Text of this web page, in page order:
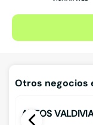
Otros negocios
AUTOS